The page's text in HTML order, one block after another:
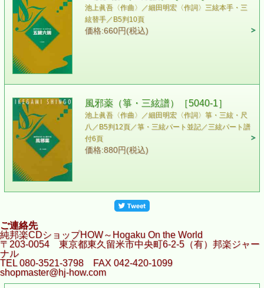
池上眞吾〈作曲〉／細田明宏〈作詞〉 三絃本手・三
絃替手／B5判10頁
価格:660円(税込)
風邪薬（箏・三絃譜）［5040-1］
池上眞吾〈作曲〉／細田明宏〈作詞〉 箏・三絃・尺
八／B5判12頁／箏・三絃パート並記／三絃パート譜
付6頁
価格:880円(税込)
ご連絡先
純邦楽CDショップHOW～Hogaku On the World
〒203-0054 東京都東久留米市中央町6-2-5（有）邦楽ジャー
ナル
TEL 080-3521-3798 FAX 042-420-1099
shopmaster@hj-how.com